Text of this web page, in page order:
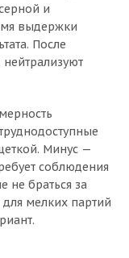
и
выдержки
После
Минус —
соблюдения
не браться за
мелких партий